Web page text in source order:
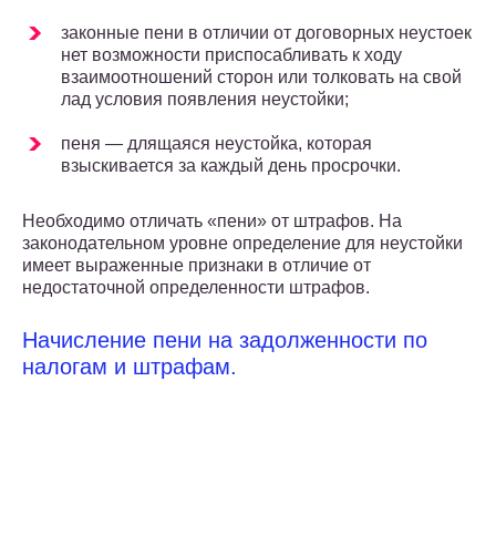
законные пени в отличии от договорных неустоек
нет возможности приспосабливать к ходу
взаимоотношений сторон или толковать на свой
лад условия появления неустойки;
пеня — длящаяся неустойка, которая
взыскивается за каждый день просрочки.
Необходимо отличать «пени» от штрафов. На
законодательном уровне определение для неустойки
имеет выраженные признаки в отличие от
недостаточной определенности штрафов.
Начисление пени на задолженности по
налогам и штрафам.